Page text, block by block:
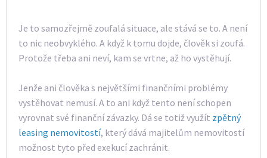
Je to samozřejmě zoufalá situace, ale stává se to. A není
to nic neobvyklého. A když k tomu dojde, člověk si zoufá.
Protože třeba ani neví, kam se vrtne, až ho vystěhují.
Jenže ani člověka s největšími finančními problémy
vystěhovat nemusí. A to ani když tento není schopen
vyrovnat své finanční závazky. Dá se totiž využít zpětný
leasing nemovitostí, který dává majitelům nemovitostí
možnost tyto před exekucí zachránit.